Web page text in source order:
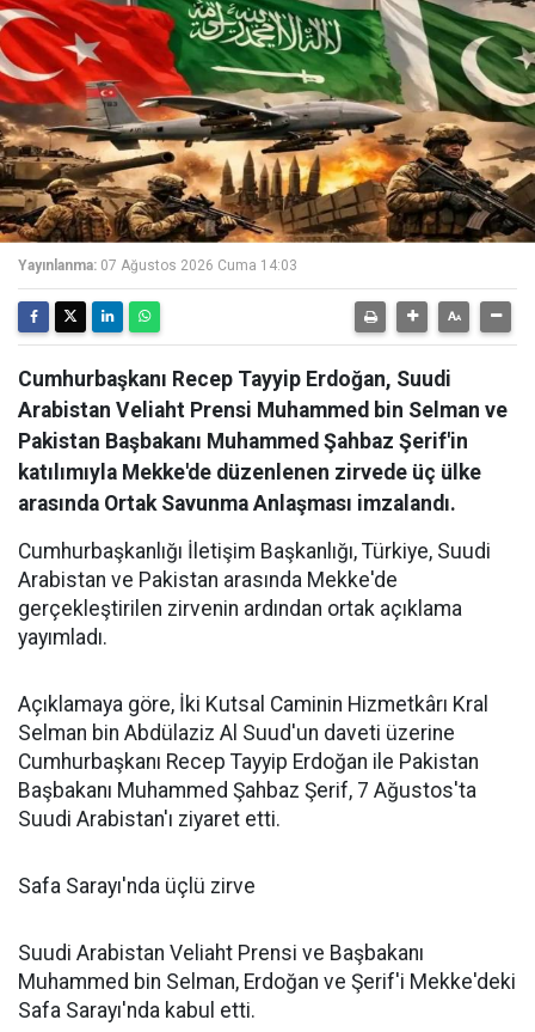
Yayınlanma: 07 Ağustos 2026 Cuma 14:03
Cumhurbaşkanı Recep Tayyip Erdoğan, Suudi
Arabistan Veliaht Prensi Muhammed bin Selman ve
Pakistan Başbakanı Muhammed Şahbaz Şerif'in
katılımıyla Mekke'de düzenlenen zirvede üç ülke
arasında Ortak Savunma Anlaşması imzalandı.
Cumhurbaşkanlığı İletişim Başkanlığı, Türkiye, Suudi
Arabistan ve Pakistan arasında Mekke'de
gerçekleştirilen zirvenin ardından ortak açıklama
yayımladı.
Açıklamaya göre, İki Kutsal Caminin Hizmetkârı Kral
Selman bin Abdülaziz Al Suud'un daveti üzerine
Cumhurbaşkanı Recep Tayyip Erdoğan ile Pakistan
Başbakanı Muhammed Şahbaz Şerif, 7 Ağustos'ta
Suudi Arabistan'ı ziyaret etti.
Safa Sarayı'nda üçlü zirve
Suudi Arabistan Veliaht Prensi ve Başbakanı
Muhammed bin Selman, Erdoğan ve Şerif'i Mekke'deki
Safa Sarayı'nda kabul etti.